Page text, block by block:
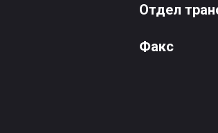
Отдел
Факс (8-